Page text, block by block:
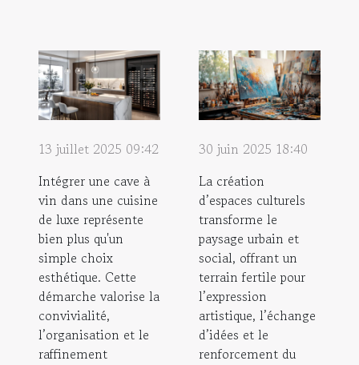
13 juillet 2025 09:42
Intégrer une cave à
vin dans une cuisine
de luxe représente
bien plus qu'un
simple choix
esthétique. Cette
démarche valorise la
convivialité,
l’organisation et le
raffinement
30 juin 2025 18:40
La création
d’espaces culturels
transforme le
paysage urbain et
social, offrant un
terrain fertile pour
l’expression
artistique, l’échange
d’idées et le
renforcement du